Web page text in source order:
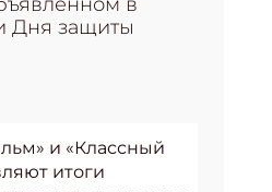
Дня защиты
и «Классный
итоги